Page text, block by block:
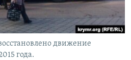
движение
года.